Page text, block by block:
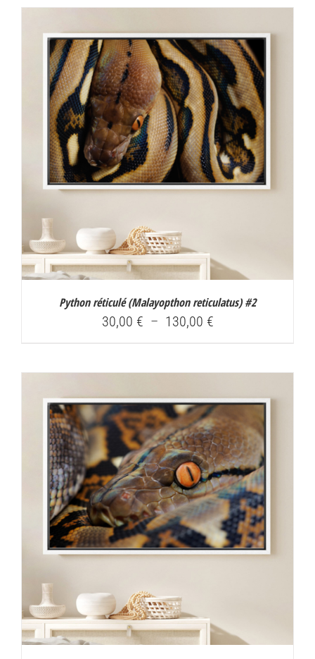
à
130,00 €
Python réticulé (Malayopthon reticulatus) #2
30,00 € – 130,00 €Plage
à
130,00 €